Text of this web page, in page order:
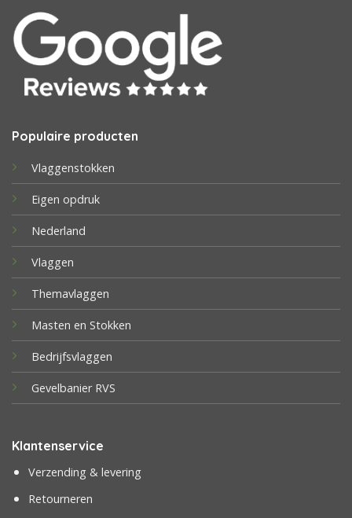
Populaire producten
Vlaggenstokken
Eigen opdruk
Nederland
Vlaggen
Themavlaggen
Masten en Stokken
Bedrijfsvlaggen
Gevelbanier RVS
Klantenservice
Verzending & levering
Retourneren